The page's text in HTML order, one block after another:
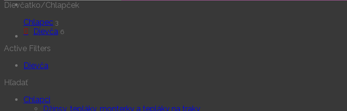
Dievčatko/Chlapček
Chlapec 3
Dievča 6
Active Filters
Dievča
Hľadať
Chlapci
Džínsy, tepláky, monterky a tepláky na traky